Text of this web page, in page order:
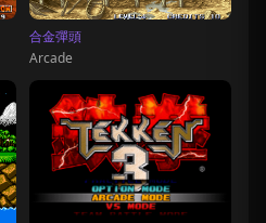
合金彈頭
Arcade